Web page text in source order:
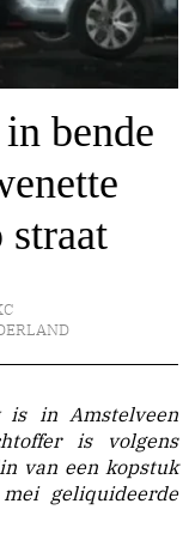
bende
straat
is volgens
van een kopstuk
geliquideerde